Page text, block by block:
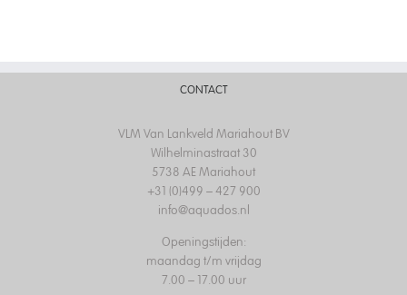
CONTACT
VLM Van Lankveld Mariahout BV
Wilhelminastraat 30
5738 AE Mariahout
+31 (0)499 – 427 900
info@aquados.nl
Openingstijden:
maandag t/m vrijdag
7.00 – 17.00 uur